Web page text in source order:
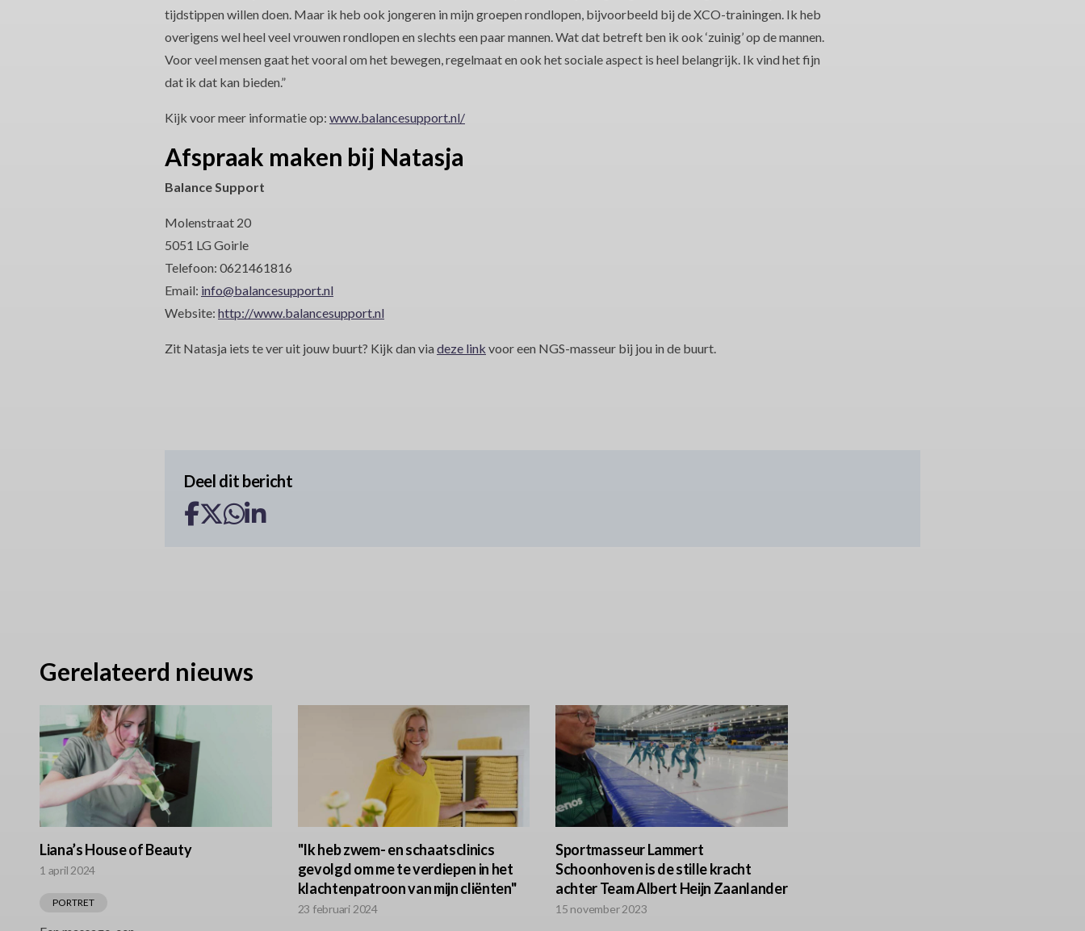
tijdstippen willen doen. Maar ik heb ook jongeren in mijn groepen rondlopen, bijvoorbeeld bij de XCO-trainingen. Ik heb
overigens wel heel veel vrouwen rondlopen en slechts een paar mannen. Wat dat betreft ben ik ook ‘zuinig’ op de mannen.
Voor veel mensen gaat het vooral om het bewegen, regelmaat en ook het sociale aspect is heel belangrijk. Ik vind het fijn
dat ik dat kan bieden.”
Kijk voor meer informatie op: www.balancesupport.nl/
Afspraak maken bij Natasja
Balance Support
Molenstraat 20
5051 LG Goirle
Telefoon: 0621461816
Email: info@balancesupport.nl
Website: http://www.balancesupport.nl
Zit Natasja iets te ver uit jouw buurt? Kijk dan via deze link voor een NGS-masseur bij jou in de buurt.
Deel dit bericht
Gerelateerd nieuws
Liana’s House of Beauty
1 april 2024
PORTRET
"Ik heb zwem- en schaatsclinics
gevolgd om me te verdiepen in het
klachtenpatroon van mijn cliënten"
23 februari 2024
Sportmasseur Lammert
Schoonhoven is de stille kracht
achter Team Albert Heijn Zaanlander
15 november 2023